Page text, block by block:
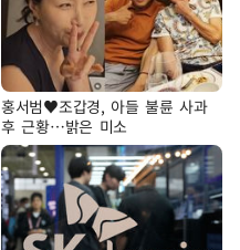
홍서범♥조갑경, 아들 불륜 사과
후 근황…밝은 미소